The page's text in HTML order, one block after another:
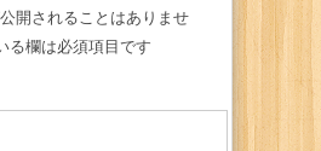
開されることはありませ
る欄は必須項目です